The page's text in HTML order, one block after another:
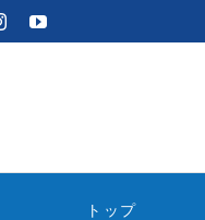
トップ